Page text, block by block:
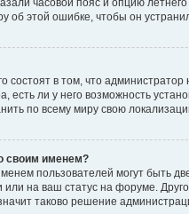
об этой ошибке, чтобы он
состоят в том, что
есть ли у него возможность
по всему миру свою
своим именем?
пользователей могут быть
на ваш статус на форуме.
таково решение